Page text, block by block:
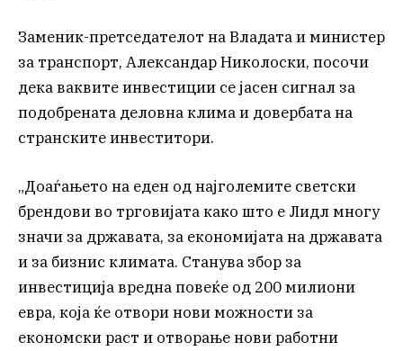
Заменик-претседателот на Владата и министер
за транспорт, Александар Николоски, посочи
дека ваквите инвестиции се јасен сигнал за
подобрената деловна клима и довербата на
странските инвеститори.
„Доаѓањето на еден од наjголемите светски
брендови во трговиjата како што е Лидл многу
значи за државата, за економијата на државата
и за бизнис климата. Станува збор за
инвестиција вредна повеќе од 200 милиони
евра, која ќе отвори нови можности за
економски раст и отворање нови работни